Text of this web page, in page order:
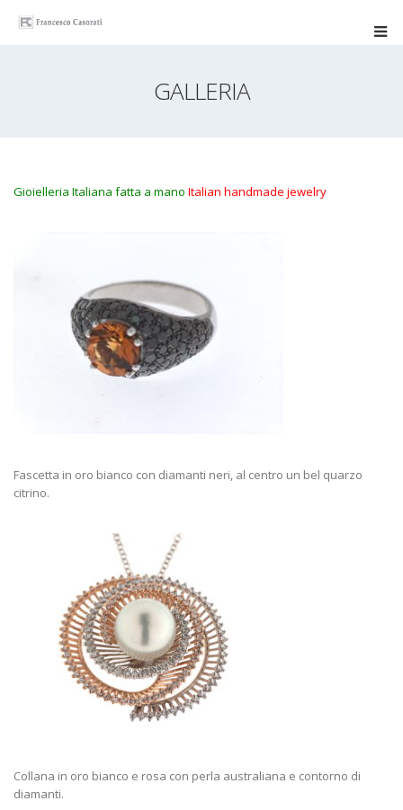
GALLERIA
Gioielleria Italiana fatta a mano Italian handmade jewelry
Fascetta in oro bianco con diamanti neri, al centro un bel quarzo
citrino.
Collana in oro bianco e rosa con perla australiana e contorno di
diamanti.